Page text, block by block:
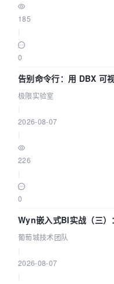
185
0
告别命令行：用 DBX 可
极限实验室
2026-08-07
226
0
Wyn嵌入式BI实战（三）
数联动全闭环
葡萄城技术团队
2026-08-07